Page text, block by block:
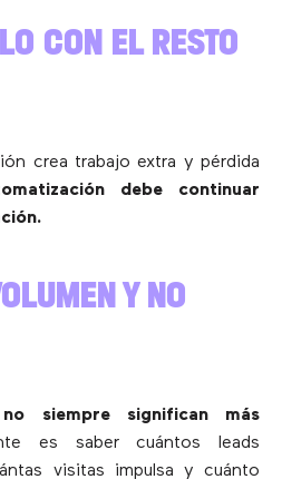
CON EL RESTO
crea trabajo extra y pérdida
debe continuar
Y NO
no siempre significan más
es saber cuántos leads
visitas impulsa y cuánto